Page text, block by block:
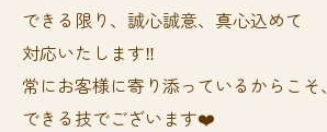
できる限り、誠心誠意、真心込めて
対応いたします‼️
常にお客様に寄り添っているからこそ、
できる技でございます❤️